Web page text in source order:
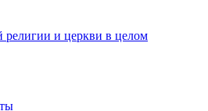
религии и церкви в целом